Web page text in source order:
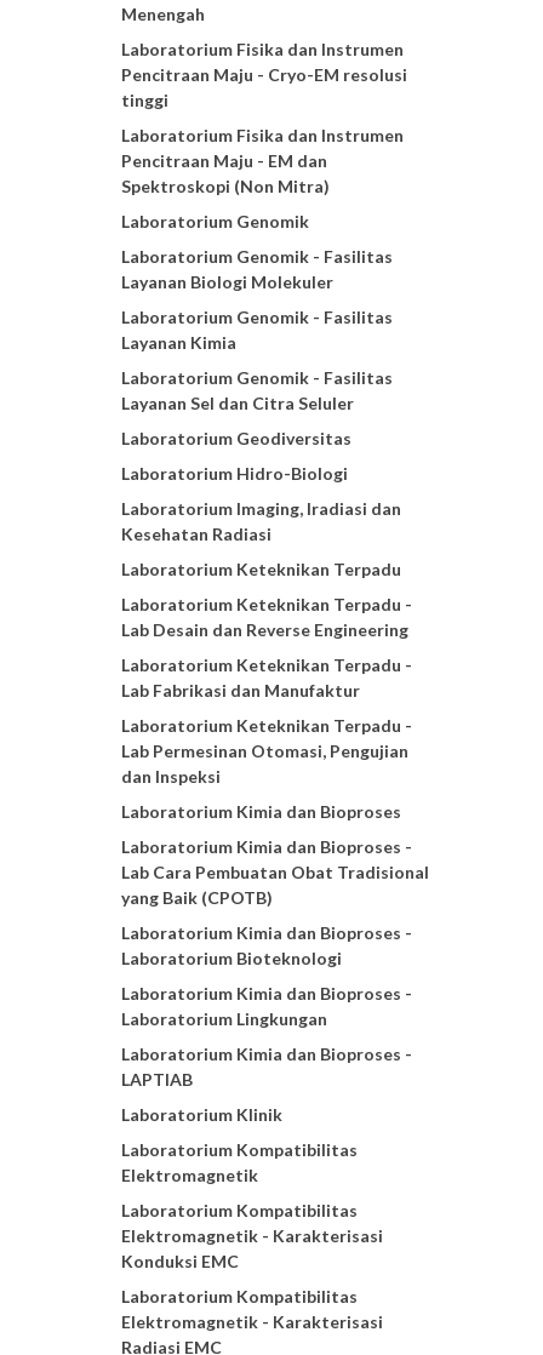
Menengah
Laboratorium Fisika dan Instrumen
Pencitraan Maju - Cryo-EM resolusi
tinggi
Laboratorium Fisika dan Instrumen
Pencitraan Maju - EM dan
Spektroskopi (Non Mitra)
Laboratorium Genomik
Laboratorium Genomik - Fasilitas
Layanan Biologi Molekuler
Laboratorium Genomik - Fasilitas
Layanan Kimia
Laboratorium Genomik - Fasilitas
Layanan Sel dan Citra Seluler
Laboratorium Geodiversitas
Laboratorium Hidro-Biologi
Laboratorium Imaging, Iradiasi dan
Kesehatan Radiasi
Laboratorium Keteknikan Terpadu
Laboratorium Keteknikan Terpadu -
Lab Desain dan Reverse Engineering
Laboratorium Keteknikan Terpadu -
Lab Fabrikasi dan Manufaktur
Laboratorium Keteknikan Terpadu -
Lab Permesinan Otomasi, Pengujian
dan Inspeksi
Laboratorium Kimia dan Bioproses
Laboratorium Kimia dan Bioproses -
Lab Cara Pembuatan Obat Tradisional
yang Baik (CPOTB)
Laboratorium Kimia dan Bioproses -
Laboratorium Bioteknologi
Laboratorium Kimia dan Bioproses -
Laboratorium Lingkungan
Laboratorium Kimia dan Bioproses -
LAPTIAB
Laboratorium Klinik
Laboratorium Kompatibilitas
Elektromagnetik
Laboratorium Kompatibilitas
Elektromagnetik - Karakterisasi
Konduksi EMC
Laboratorium Kompatibilitas
Elektromagnetik - Karakterisasi
Radiasi EMC